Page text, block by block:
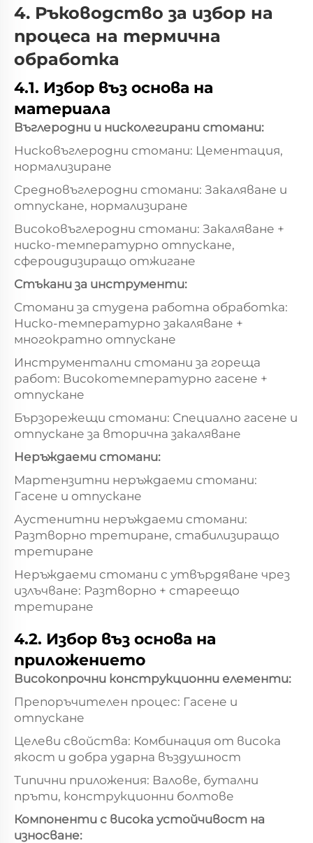
4. Ръководство за избор на
процеса на термична
обработка
4.1. Избор въз основа на
материала
Въглеродни и нисколегирани стомани:
Нисковъглеродни стомани: Цементация,
нормализиране
Средновъглеродни стомани: Закаляване и
отпускане, нормализиране
Високовъглеродни стомани: Закаляване +
ниско-температурно отпускане,
сфероидизиращо отжигане
Стъкани за инструменти:
Стомани за студена работна обработка:
Ниско-температурно закаляване +
многократно отпускане
Инструментални стомани за гореща
работ: Високотемпературно гасене +
отпускане
Бързорежещи стомани: Специално гасене и
отпускане за вторична закаляване
Неръждаеми стомани:
Мартензитни неръждаеми стомани:
Гасене и отпускане
Аустенитни неръждаеми стомани:
Разтворно третиране, стабилизиращо
третиране
Неръждаеми стомани с утвърдяване чрез
излъчване: Разтворно + стареещо
третиране
4.2. Избор въз основа на
приложението
Високопрочни конструкционни елементи:
Препоръчителен процес: Гасене и
отпускане
Целеви свойства: Комбинация от висока
якост и добра ударна въздушност
Типични приложения: Валове, бутални
пръти, конструкционни болтове
Компоненти с висока устойчивост на
износване: